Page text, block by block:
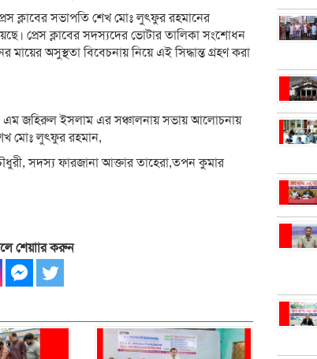
ক্লাবের সভাপতি শেখ মোঃ লুৎফুর রহমানের
প্রেস ক্লাবের সদস্যদের ভোটার তালিকা সংশোধন
অসুস্থতা বিবেচনায় নিয়ে এই সিদ্ধান্ত গ্রহণ করা
এম জহিরুল ইসলাম এর সঞ্চালনায় সভায় আলোচনায়
মোঃ লুৎফুর রহমান,
সদস্য ফারজানা আক্তার তাহেরা,তপন কুমার
শেয়াার করুন